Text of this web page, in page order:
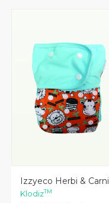
Lihat Detail
Izzyeco Herbi & Carni
KlodizTM